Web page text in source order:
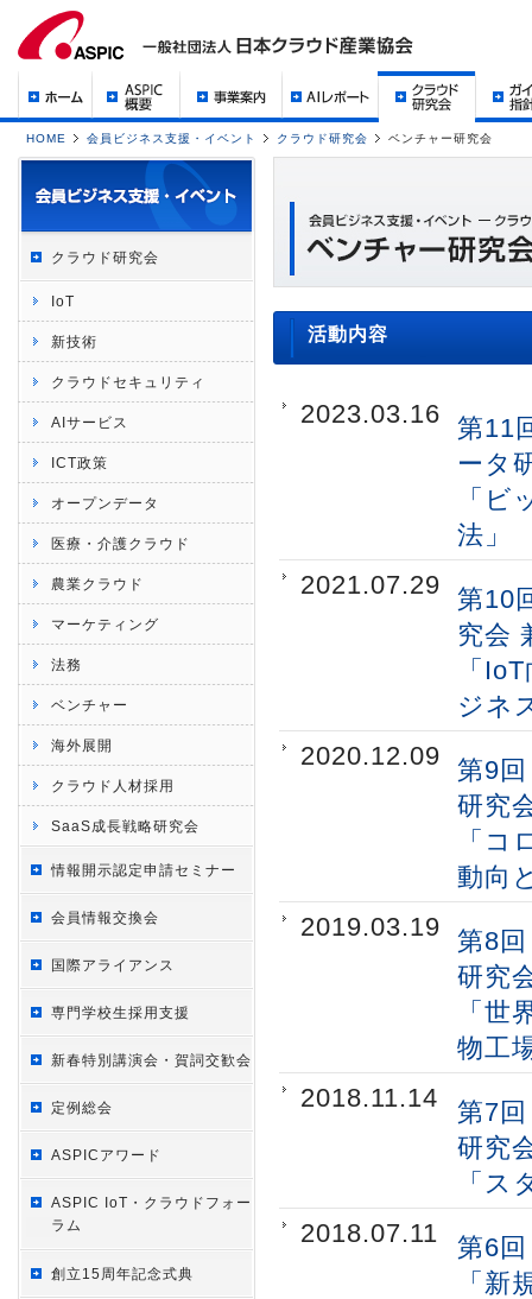
HOME 会員ビジネス支援・イベント クラウド研究会 ベンチャー研究会
クラウド研究会
IoT
新技術
クラウドセキュリティ
AIサービス
ICT政策
オープンデータ
医療・介護クラウド
農業クラウド
マーケティング
法務
ベンチャー
海外展開
クラウド人材採用
SaaS成長戦略研究会
情報開示認定申請セミナー
会員情報交換会
国際アライアンス
専門学校生採用支援
新春特別講演会・賀詞交歓会
定例総会
ASPICアワード
ASPIC IoT・クラウドフォー
ラム
創立15周年記念式典
活動内容
2023.03.16 第11
ータ
「
法」
2021.07.29 第10
究会
「
ジネ
2020.12.09 第9
研究
「
動向
2019.03.19 第8
研究
「
物工
2018.11.14
第7
研究
「
2018.07.11
第6
「